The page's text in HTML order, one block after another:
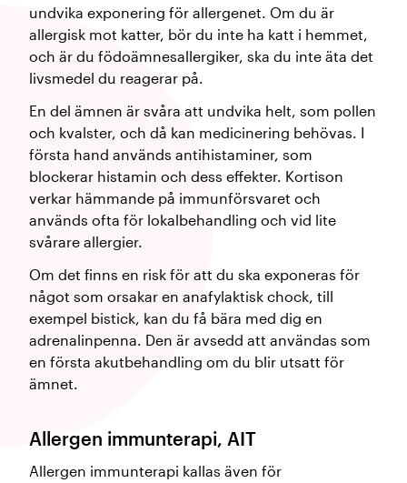
undvika exponering för allergenet. Om du är
allergisk mot katter, bör du inte ha katt i hemmet,
och är du födoämnesallergiker, ska du inte äta det
livsmedel du reagerar på.
En del ämnen är svåra att undvika helt, som pollen
och kvalster, och då kan medicinering behövas. I
första hand används antihistaminer, som
blockerar histamin och dess effekter. Kortison
verkar hämmande på immunförsvaret och
används ofta för lokalbehandling och vid lite
svårare allergier.
Om det finns en risk för att du ska exponeras för
något som orsakar en anafylaktisk chock, till
exempel bistick, kan du få bära med dig en
adrenalinpenna. Den är avsedd att användas som
en första akutbehandling om du blir utsatt för
ämnet.
Allergen immunterapi, AIT
Allergen immunterapi kallas även för